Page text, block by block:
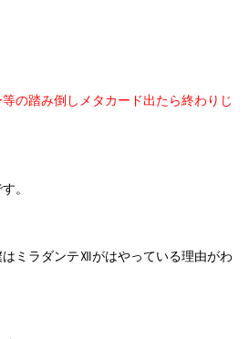
の踏み倒しメタカード出たら終わりじ
。
ミラダンテⅫがはやっている理由がわ